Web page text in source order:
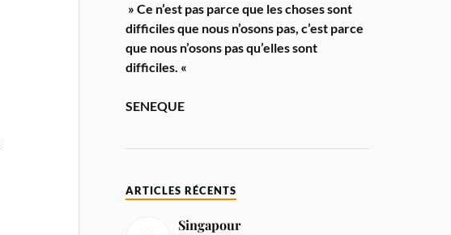
» Ce n’est pas parce que les choses sont
difficiles que nous n’osons pas, c’est parce
que nous n’osons pas qu’elles sont
difficiles. «
SENEQUE
ARTICLES RÉCENTS
Singapour